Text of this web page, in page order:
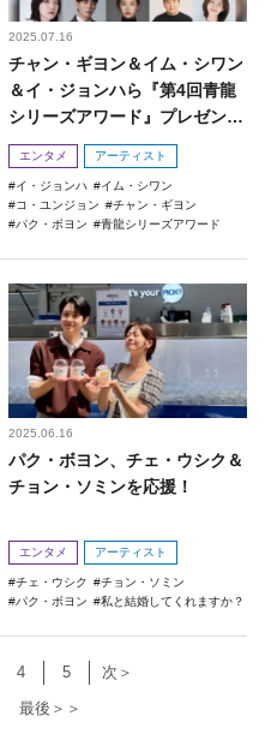
2025.07.16
チャン・ギヨン＆イム・シワン
＆イ・ジョンハら『第4回青龍
シリーズアワード』プレゼンタ
ーに！
エンタメ アーティスト
イ・ジョンハ
イム・シワン
コ・ユンジョン
チャン・ギヨン
パク・ボヨン
青龍シリーズアワード
2025.06.16
パク・ボヨン、チェ・ウシク＆
チョン・ソミンを応援！
エンタメ アーティスト
チェ・ウシク
チョン・ソミン
パク・ボヨン
私と結婚してくれますか？
4 5
次＞
最後＞＞